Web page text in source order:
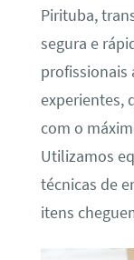
Pirituba,
segura e
profissionais
experientes,
com o
Utilizamos
técnicas de
itens